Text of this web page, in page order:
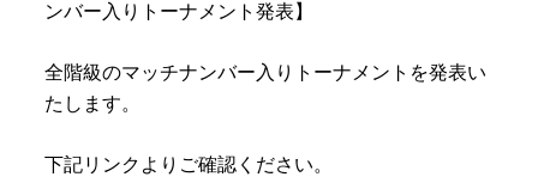
ンバー入りトーナメント発表】
全階級のマッチナンバー入りトーナメントを発表い
たします。
下記リンクよりご確認ください。